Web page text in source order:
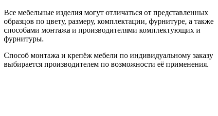
Все мебельные изделия могут отличаться от представленных
образцов по цвету, размеру, комплектации, фурнитуре, а также
способами монтажа и производителями комплектующих и
фурнитуры.
Способ монтажа и крепёж мебели по индивидуальному заказу
выбирается производителем по возможности её применения.